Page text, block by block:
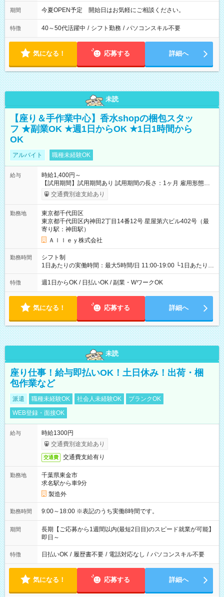
期間 今夏OPEN予定 開始日はお気軽にご相談ください。
特徴 40～50代活躍中 / シフト勤務 / パソコンスキル不要
気になる！ 応募する 詳細へ
未読
【座り＆手作業中心】香水shopの梱包スタッ
フ ★副業OK ★週1日からOK ★1日1時間から
OK
アルバイト 職種未経験OK
給与
時給1,400円～
【試用期間】試用期間あり 試用期間の長さ：1ヶ月 雇用形態、
給与は本採用時と同じです。
交通費別途支給あり
勤務地
東京都千代田区
東京都千代田区内神田2丁目14番12号 星屋第六ビル402号（最
寄り駅：神田駅）
Ａｌｌｅｙ株式会社
勤務時間
シフト制
1日あたりの実働時間：最大5時間/日 11:00-19:00 └1日あたりの
実働時間：1-5時間 └上記の時間帯内であれば、いつでも勤務可
能！ └平日・土曜日の中で、お好きな曜日でご勤務いただけま
18:00 などのように、自由な働き方が可能なお仕事です！
特徴 週1日からOK / 日払いOK / 副業・WワークOK
気になる！ 応募する 詳細へ
未読
座り仕事！給与即払いOK！土日休み！出荷・梱
包作業など
派遣 職種未経験OK 社会人未経験OK
ブランクOK
WEB登録・面接OK
給与
時給1300円
交通費別途支給あり
交通費 交通費支給有り
勤務地
千葉県東金市
求名駅から車9分
製造外
勤務時間 9:00～18:00 ※表記のうち実働8時間です。
期間
長期【ご応募から1週間以内(最短2日目)のスピード就業が可能】
即日～
特徴 日払いOK / 履歴書不要 / 電話対応なし / パソコンスキル不要
気になる！ 応募する 詳細へ